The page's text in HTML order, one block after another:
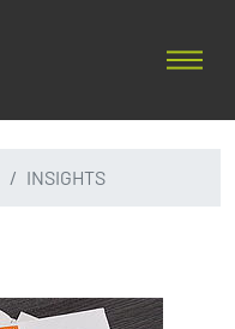
INSIGHTS